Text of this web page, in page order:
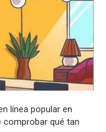
línea popular en
comprobar qué tan